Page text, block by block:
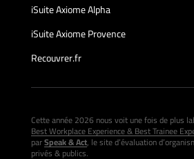
iSuite Axiome Alpha
iSuite Axiome Provence
Recouvrer.fr
Cette année 2026 nous voit une fois de plus
Best Workplace Experience & Best Trainee
parSpeak & Act, le site d’évaluation
privés & publics.